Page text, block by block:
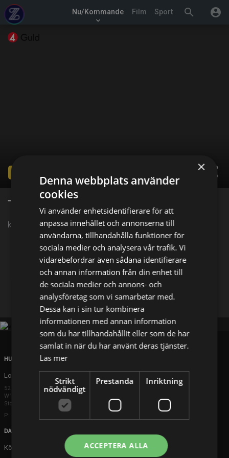
search account_circle
Nu/Kommande
keyboard_arrow_down
Film Sport
share
The Rookie
kl. 20:00 på TV4 Guld
Facebook X
HUVUDKONTOR
London
52 Brook Street
W1K 5DS London
Storbritannien
P: +44 203 608 8181
DANMARK
Köpenhamn
×
Denna webbplats använder
cookies
Vi använder enhetsidentifierare för att
anpassa innehållet och annonserna till
användarna, tillhandahålla funktioner för
sociala medier och analysera vår trafik. Vi
vidarebefordrar även sådana identifierare
och annan information från din enhet till
de sociala medier och annons- och
analysföretag som vi samarbetar med.
Dessa kan i sin tur kombinera
informationen med annan information
som du har tillhandahållit eller som de har
samlat in när du har använt deras tjänster.
Läs mer
Strikt
nödvändigt
Prestanda Inriktning
ACCEPTERA ALLA